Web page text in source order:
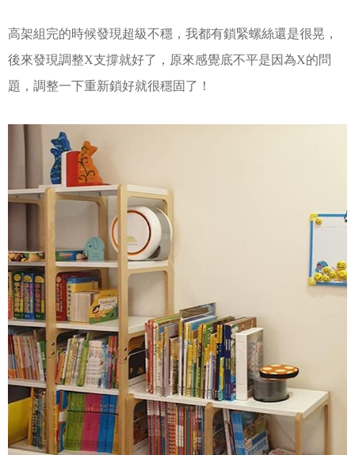
高架組完的時候發現超級不穩，我都有鎖緊螺絲還是很晃，
後來發現調整X支撐就好了，原來感覺底不平是因為X的問
題，調整一下重新鎖好就很穩固了！